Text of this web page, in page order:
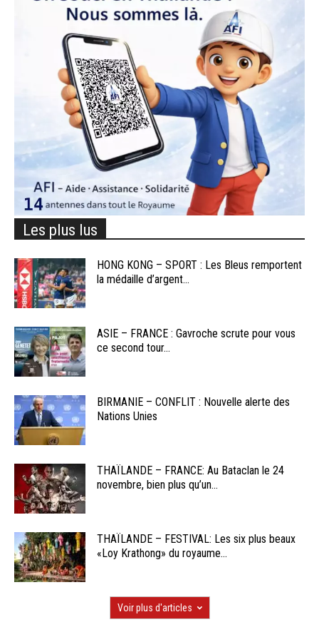
Les plus lus
HONG KONG – SPORT : Les Bleus remportent
la médaille d’argent...
ASIE – FRANCE : Gavroche scrute pour vous
ce second tour...
BIRMANIE – CONFLIT : Nouvelle alerte des
Nations Unies
THAÏLANDE – FRANCE: Au Bataclan le 24
novembre, bien plus qu’un...
THAÏLANDE – FESTIVAL: Les six plus beaux
«Loy Krathong» du royaume...
Voir plus d'articles